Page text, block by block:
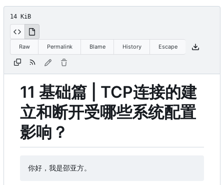
14 KiB
Raw Permalink Blame History Escape
11 基础篇 | TCP连接的建
立和断开受哪些系统配置
影响 ？